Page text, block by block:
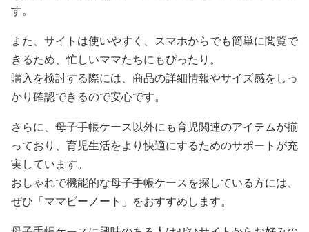
す。
また、サイトは使いやすく、スマホからでも簡単に閲覧で
きるため、忙しいママたちにもぴったり。
購入を検討する際には、商品の詳細情報やサイズ感をしっ
かり確認できるので安心です。
さらに、母子手帳ケース以外にも育児関連のアイテムが揃
っており、育児生活をより快適にするためのサポートが充
実しています。
おしゃれで機能的な母子手帳ケースを探している方には、
ぜひ「ママビーノート」をおすすめします。